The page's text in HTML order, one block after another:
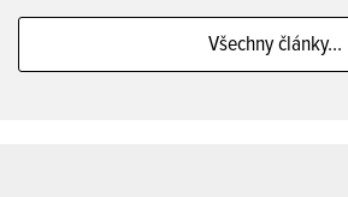
Všechny články...